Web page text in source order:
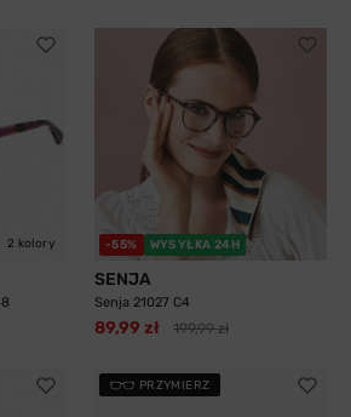
2 kolory -55% WYSYŁKA 24H
SENJA
Senja 21027 C4
89,99 zł 199,99 zł
PRZYMIERZ